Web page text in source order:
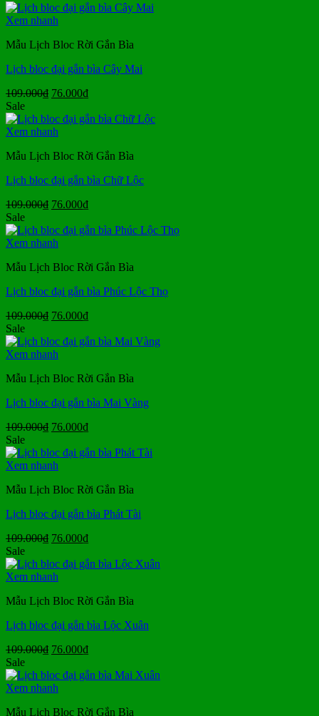
là:
109.000₫.
tại
Xem nhanh
Mẫu Lịch Bloc Rời Gắn Bìa
Lịch bloc đại gắn bìa Cây Mai
109.000₫ Giá
là:
109.000₫.
76.000₫Giá
tại
Sale
Xem nhanh
Mẫu Lịch Bloc Rời Gắn Bìa
Lịch bloc đại gắn bìa Chữ Lộc
109.000₫ Giá
là:
109.000₫.
76.000₫Giá
tại
Sale
Xem nhanh
Mẫu Lịch Bloc Rời Gắn Bìa
Lịch bloc đại gắn bìa Phúc Lộc Thọ
109.000₫ Giá
là:
109.000₫.
76.000₫Giá
tại
Sale
Xem nhanh
Mẫu Lịch Bloc Rời Gắn Bìa
Lịch bloc đại gắn bìa Mai Vàng
109.000₫ Giá
là:
109.000₫.
76.000₫Giá
tại
Sale
Xem nhanh
Mẫu Lịch Bloc Rời Gắn Bìa
Lịch bloc đại gắn bìa Phát Tài
109.000₫ Giá
là:
109.000₫.
76.000₫Giá
tại
Sale
Xem nhanh
Mẫu Lịch Bloc Rời Gắn Bìa
Lịch bloc đại gắn bìa Lộc Xuân
109.000₫ Giá
là:
109.000₫.
76.000₫Giá
tại
Sale
Xem nhanh
Mẫu Lịch Bloc Rời Gắn Bìa